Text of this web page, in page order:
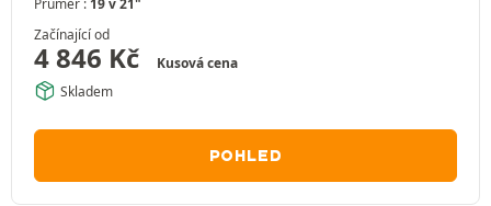
Průměr : 19 v 21"
Začínající od
4 846 Kč
Kusová cena
Skladem
POHLED